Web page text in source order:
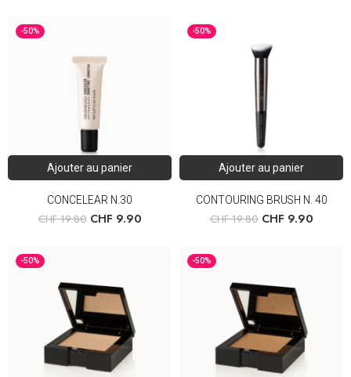
-50%
Ajouter au panier
CONCELEAR N.30
CHF19.80 CHF 9.90
-50%
Ajouter au panier
CONTOURING BRUSH N. 40
CHF19.80 CHF 9.90
-50% -50%